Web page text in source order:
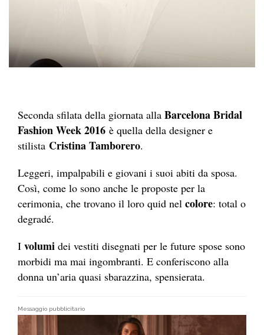
Seconda sfilata della giornata alla Barcelona Bridal
Fashion Week 2016 è quella della designer e
stilista Cristina Tamborero.
Leggeri, impalpabili e giovani i suoi abiti da sposa.
Così, come lo sono anche le proposte per la
cerimonia, che trovano il loro quid nel colore: total o
degradé.
I volumi dei vestiti disegnati per le future spose sono
morbidi ma mai ingombranti. E conferiscono alla
donna un’aria quasi sbarazzina, spensierata.
Messaggio pubblicitario